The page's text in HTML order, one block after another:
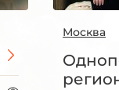
Москва